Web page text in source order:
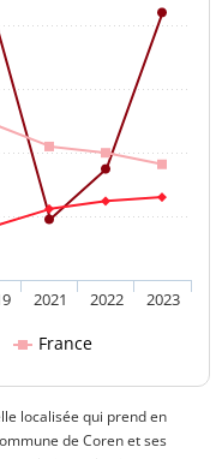
France
2021 2022 2023
localisée qui prend en
de Coren et ses